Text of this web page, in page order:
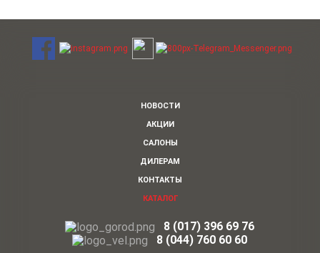
НОВОСТИ
АКЦИИ
САЛОНЫ
ДИЛЕРАМ
КОНТАКТЫ
КАТАЛОГ
8 (017) 396 69 76
8 (044) 760 60 60